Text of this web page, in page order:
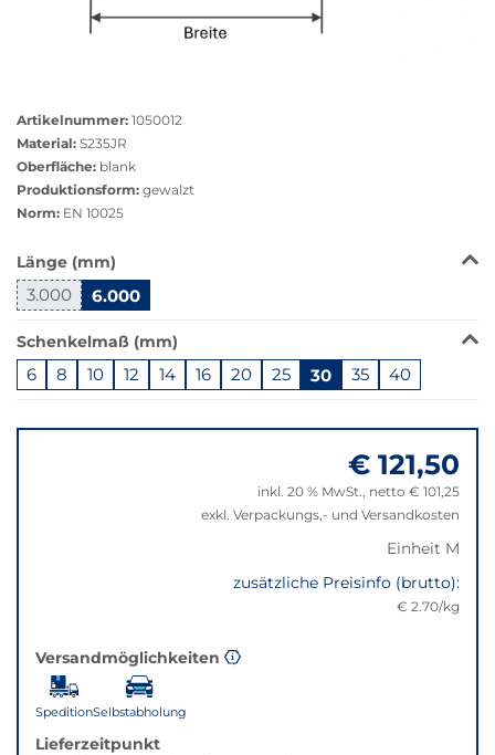
anzeigen
Artikelnummer: 1050012
Material: S235JR
Oberfläche: blank
Produktionsform: gewalzt
Norm: EN 10025
Das
Produkt
ist
in
dieser
Variante
nicht
Bei
der
gewünschten
Variante.
Länge (mm)
3.000 6.000
Schenkelmaß (mm)
6 8 10 12 14 16 20 25 30 35 40
zu
€ 121,50
inkl. 20 % MwSt., netto € 101,25
exkl. Verpackungs,- und Versandkosten
Einheit M
zusätzliche Preisinfo (brutto):
€ 2.70/kg
Versandmöglichkeiten
SpeditionSelbstabholung
Lieferzeitpunkt